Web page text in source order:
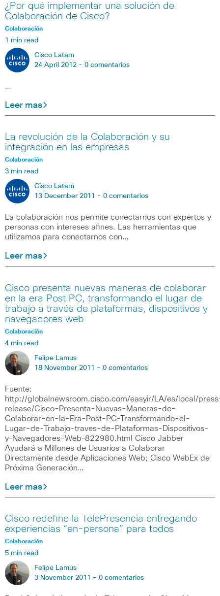
¿Por qué implementar una solución de
Colaboración de Cisco?
Colaboración
1 min read
Cisco Latam
24 April 2012 - 0 comentarios
…
Leer mas
La revolución de la Colaboración y su
integración en las empresas
Colaboración
3 min read
Cisco Latam
13 December 2011 - 0 comentarios
La colaboración nos permite conectarnos con expertos y
personas con intereses afines. Las herramientas que
utilizamos para conectarnos con…
Leer mas
Cisco presenta nuevas maneras de colaborar
en la era Post PC, transformando el lugar de
trabajo a través de plataformas, dispositivos y
navegadores web
Colaboración
4 min read
Felipe Lamus
18 November 2011 - 0 comentarios
Fuente:
http://globalnewsroom.cisco.com/easyir/LA/es/local/
release/Cisco-Presenta-Nuevas-Maneras-de-
Colaborar-en-la-Era-Post-PC-Transformando-el-
Lugar-de-Trabajo-traves-de-Plataformas-Dispositivos-
y–Navegadores-Web–822980.html Cisco Jabber
Ayudará a Millones de Usuarios a Colaborar
Directamente desde Aplicaciones Web; Cisco WebEx de
Próxima Generación…
Leer mas
Cisco redefine la TelePresencia entregando
experiencias “en-persona” para todos
Colaboración
5 min read
Felipe Lamus
3 November 2011 - 0 comentarios